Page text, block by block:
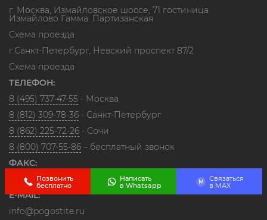
г. Москва, Измайловское шоссе, 71 гостиница
Измайлово Гамма. Партизанская
Схема проезда
г.Санкт-Петербург, Невский проспект 87/2
Схема проезда
ТЕЛЕФОН:
8 (495) 737-47-55 - Москва
8 (812) 309-78-36 - Санкт-Петербург
8 (862) 225-72-26 - Сочи
8 (800) 707-55-86 – бесплатный звонок
ФАКС:
8 (495) 737-47-55
E-MAIL:
info@pogostite.ru
Позвонить
бесплатно
Написать
в Whatsapp
M
Связаться
в МАХ